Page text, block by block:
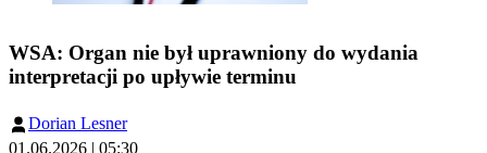
WSA: Organ nie był uprawniony do wydania
interpretacji po upływie terminu
Dorian Lesner
01.06.2026 | 05:30